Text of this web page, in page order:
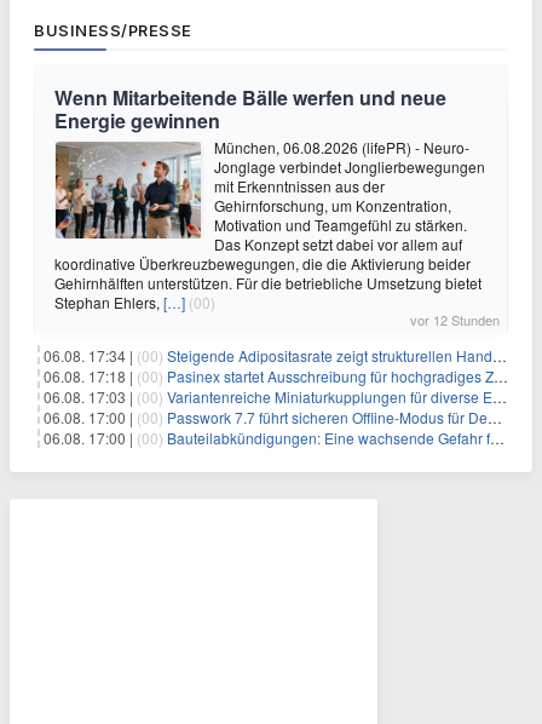
BUSINESS/PRESSE
Wenn Mitarbeitende Bälle werfen und neue
Energie gewinnen
München, 06.08.2026 (lifePR) - Neuro-
Jonglage verbindet Jonglierbewegungen
mit Erkenntnissen aus der
Gehirnforschung, um Konzentration,
Motivation und Teamgefühl zu stärken.
Das Konzept setzt dabei vor allem auf
koordinative Überkreuzbewegungen, die die Aktivierung beider
Gehirnhälften unterstützen. Für die betriebliche Umsetzung bietet
Stephan Ehlers, […] (00)
vor 12 Stunden
06.08. 17:34 | (00) Steigende Adipositasrate zeigt strukturellen Handlungsbedarf bei der Ernährung schulpflichtiger Kinder
06.08. 17:18 | (00) Pasinex startet Ausschreibung für hochgradiges Zinksulfidkonzentrat mit Germanium- und Silbergehalten und stellt ein Betriebsupdate bereit
06.08. 17:03 | (00) Variantenreiche Miniaturkupplungen für diverse Einsatzbereiche
06.08. 17:00 | (00) Passwork 7.7 führt sicheren Offline-Modus für Desktop- und Mobile-Apps ein
06.08. 17:00 | (00) Bauteilabkündigungen: Eine wachsende Gefahr für industrielle Elektroniksysteme